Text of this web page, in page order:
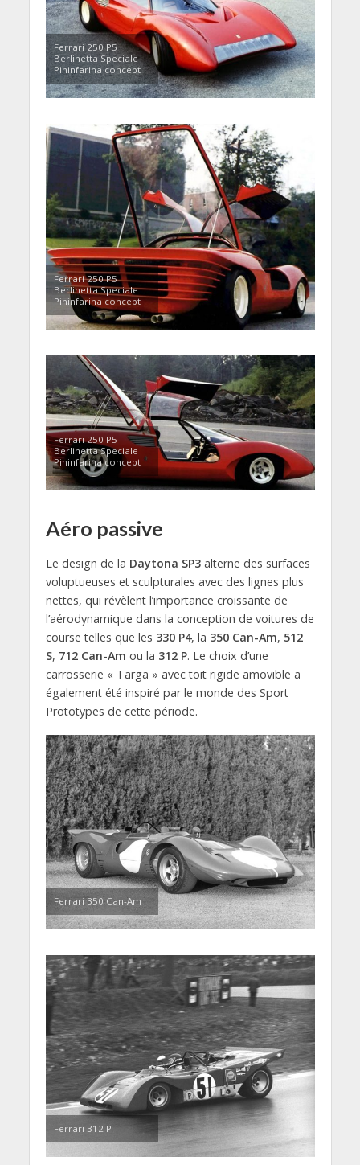
Ferrari 250 P5
Berlinetta Speciale
Pininfarina concept
Ferrari 250 P5
Berlinetta Speciale
Pininfarina concept
Ferrari 250 P5
Berlinetta Speciale
Pininfarina concept
Aéro passive
Le design de la Daytona SP3alterne des surfaces
voluptueuses et sculpturales avec des lignes plus
nettes, qui révèlent l’importance croissante de
l’aérodynamique dans la conception de voitures de
course telles que les 330 P4, la 350 Can-Am, 512
S, 712 Can-Am ou la 312 P. Le choix d’une
carrosserie « Targa » avec toit rigide amovible a
également été inspiré par le monde des Sport
Prototypes de cette période.
Ferrari 350 Can-Am
Ferrari 312 P